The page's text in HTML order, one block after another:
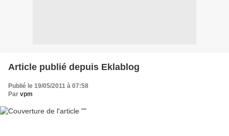
Article publié depuis Eklablog
Publié le 19/05/2011 à 07:58
Par vpm